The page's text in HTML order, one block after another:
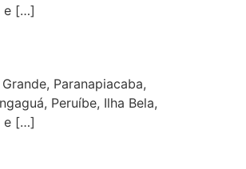
e […]
Paranapiacaba,
Peruíbe, Ilha Bela,
e […]